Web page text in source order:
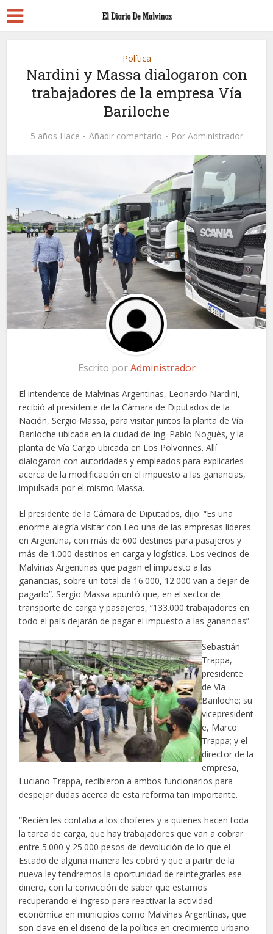
Política
Nardini y Massa dialogaron con
trabajadores de la empresa Vía
Bariloche
5 años Hace Añadir comentario Por Administrador
Escrito porAdministrador
El intendente de Malvinas Argentinas, Leonardo Nardini,
recibió al presidente de la Cámara de Diputados de la
Nación, Sergio Massa, para visitar juntos la planta de Vía
Bariloche ubicada en la ciudad de Ing. Pablo Nogués, y la
planta de Vía Cargo ubicada en Los Polvorines. Allí
dialogaron con autoridades y empleados para explicarles
acerca de la modificación en el impuesto a las ganancias,
impulsada por el mismo Massa.
El presidente de la Cámara de Diputados, dijo: “Es una
enorme alegría visitar con Leo una de las empresas líderes
en Argentina, con más de 600 destinos para pasajeros y
más de 1.000 destinos en carga y logística. Los vecinos de
Malvinas Argentinas que pagan el impuesto a las
ganancias, sobre un total de 16.000, 12.000 van a dejar de
pagarlo”. Sergio Massa apuntó que, en el sector de
transporte de carga y pasajeros, “133.000 trabajadores en
todo el país dejarán de pagar el impuesto a las ganancias”.
Sebastián
Trappa,
presidente
de Vía
Bariloche; su
vicepresident
e, Marco
Trappa; y el
director de la
empresa,
Luciano Trappa, recibieron a ambos funcionarios para
despejar dudas acerca de esta reforma tan importante.
“Recién les contaba a los choferes y a quienes hacen toda
la tarea de carga, que hay trabajadores que van a cobrar
entre 5.000 y 25.000 pesos de devolución de lo que el
Estado de alguna manera les cobró y que a partir de la
nueva ley tendremos la oportunidad de reintegrarles ese
dinero, con la convicción de saber que estamos
recuperando el ingreso para reactivar la actividad
económica en municipios como Malvinas Argentinas, que
son clave en el diseño de la política en crecimiento urbano